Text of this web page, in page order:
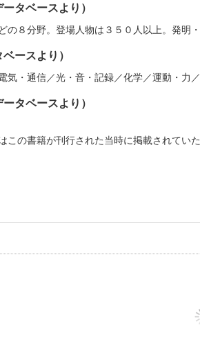
タベースより）
の８分野。登場人物は３５０人以上。発明
ースより）
気・通信／光・音・記録／化学／運動・力
タベースより）
この書籍が刊行された当時に掲載されていた